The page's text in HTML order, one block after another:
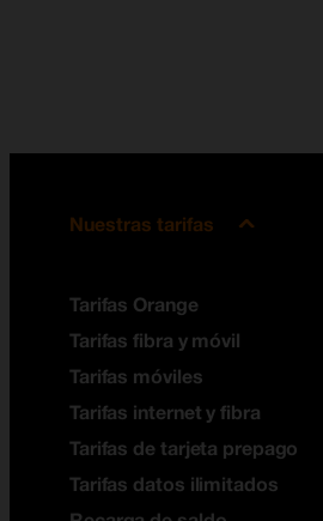
Nuestras tarifas
Tarifas Orange
Tarifas fibra y móvil
Tarifas móviles
Tarifas internet y fibra
Tarifas de tarjeta prepago
Tarifas datos ilimitados